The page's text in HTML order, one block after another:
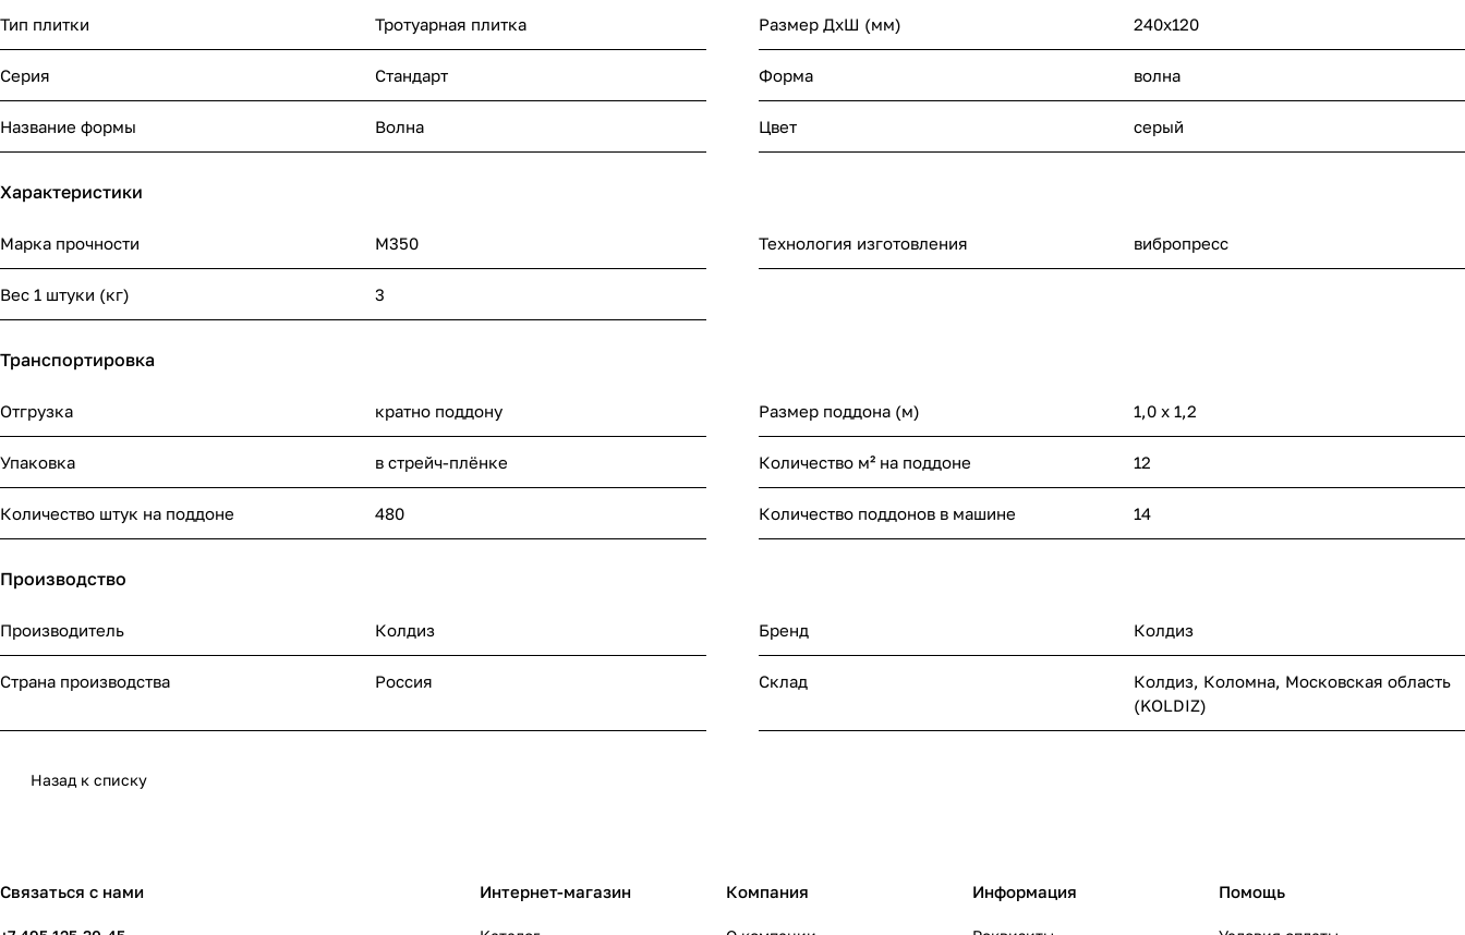
Тип плитки Тротуарная плитка Размер ДхШ (мм) 240x120
Серия Стандарт Форма волна
Название формы Волна Цвет серый
Характеристики
Марка прочности М350 Технология изготовления вибропресс
Вес 1 штуки (кг) 3
Транспортировка
Отгрузка кратно поддону Размер поддона (м) 1,0 х 1,2
Упаковка в стрейч-плёнке Количество м² на поддоне 12
Количество штук на поддоне 480 Количество поддонов в машине 14
Производство
Производитель Колдиз Бренд Колдиз
Страна производства Россия Склад
Колдиз, Коломна, Московская область
(KOLDIZ)
Назад к списку
Связаться с нами Интернет-магазин Компания Информация Помощь